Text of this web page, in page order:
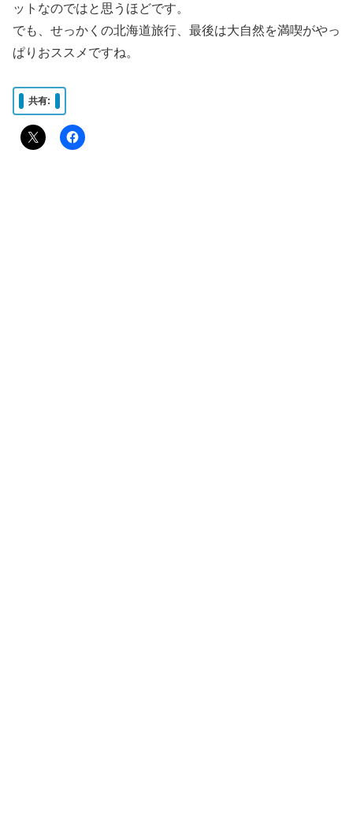
ットなのではと思うほどです。
でも、せっかくの北海道旅行、最後は大自然を満喫がやっ
ぱりおススメですね。
共有: